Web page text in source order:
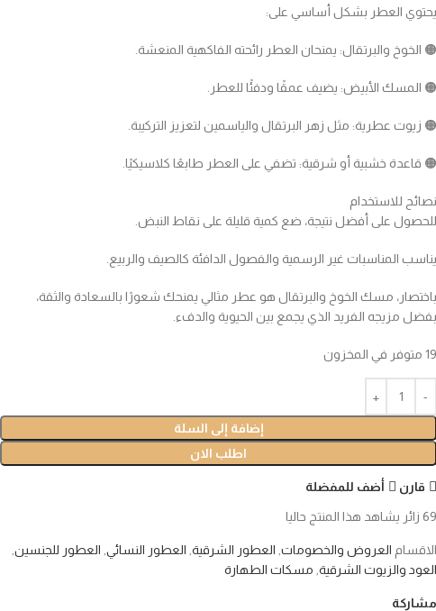
يحتوي العطر بشكل أساسي على:
🟠 الخوخ والبرتقال: يمنحان العطر رائحته الفاكهية المنعشة.
🟠 المسك الأبيض: يضيف عمقًا ودفئًا للعطر.
🟠 زيوت عطرية: مثل زهر البرتقال والياسمين لتعزيز التركيبة.
🟠 قاعدة خشبية أو شرقية: تضفي على العطر طابعًا كلاسيكيًا.
نصائح للاستخدام
للحصول على أفضل نتيجة، ضع كمية قليلة على نقاط النبض.
يناسب المناسبات غير الرسمية والفصول الدافئة كالصيف والربيع.
باختصار، مسك الخوخ والبرتقال هو عطر مثالي يمنحك شعورًا بالسعادة والثقة،
بفضل مزيجه الفريد الذي يجمع بين الحيوية والدفء.
19 متوفر في المخزون
إضافة إلى السلة
اطلب الان
قارن أضف للمفضلة
69 زائر يشاهد هذا المنتج حاليا
الاقسام العروض والخصومات, العطور الشرقية, العطور النسائي, العطور للجنسين,
العود والزيوت الشرقية, مسكات الطهارة
مشاركة